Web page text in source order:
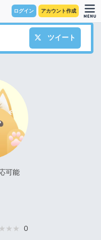
ログイン アカウント作成
ツイート
可能
0